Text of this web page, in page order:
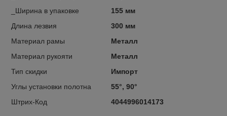
_Ширина в упаковке
155 мм
Длина лезвия
300 мм
Материал рамы
Металл
Материал рукояти
Металл
Тип скидки
Импорт
Углы установки полотна
55°, 90°
Штрих-Код
4044996014173